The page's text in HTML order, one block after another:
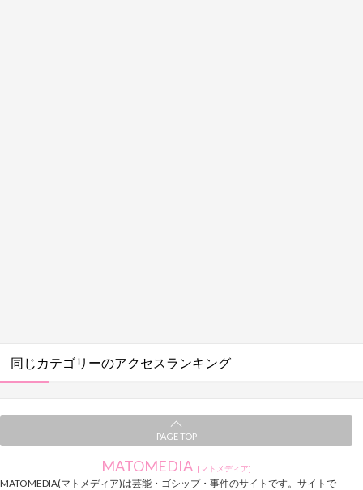
同じカテゴリーのアクセスランキング
PAGE TOP
MATOMEDIA [マトメディア]
MATOMEDIA(マトメディア)は芸能・ゴシップ・事件のサイトです。サイトで